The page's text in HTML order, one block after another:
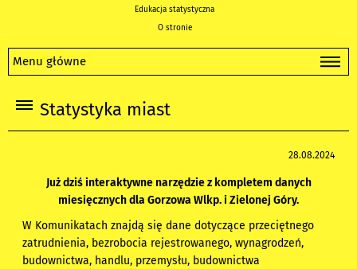
Edukacja statystyczna
O stronie
Menu główne
Statystyka miast
28.08.2024
Już dziś interaktywne narzędzie z kompletem danych
miesięcznych dla Gorzowa Wlkp. i Zielonej Góry.
W Komunikatach znajdą się dane dotyczące przeciętnego
zatrudnienia, bezrobocia rejestrowanego, wynagrodzeń,
budownictwa, handlu, przemysłu, budownictwa